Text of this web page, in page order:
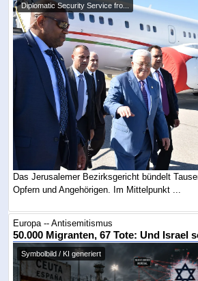
Diplomatic Security Service fro...
Das Jerusalemer Bezirksgericht bündelt
Opfern und Angehörigen. Im Mittelpunkt ...
Europa -- Antisemitismus
50.000 Migranten, 67 Tote: Und Israel
Symbolbild / KI generiert